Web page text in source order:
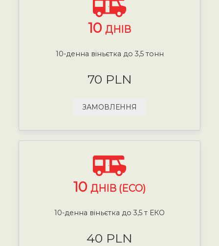
10 ДНІВ
10-денна віньєтка до 3,5 тонн
70 PLN
ЗАМОВЛЕННЯ
10 ДНІВ (ECO)
10-денна віньєтка до 3,5 т ЕКО
40 PLN